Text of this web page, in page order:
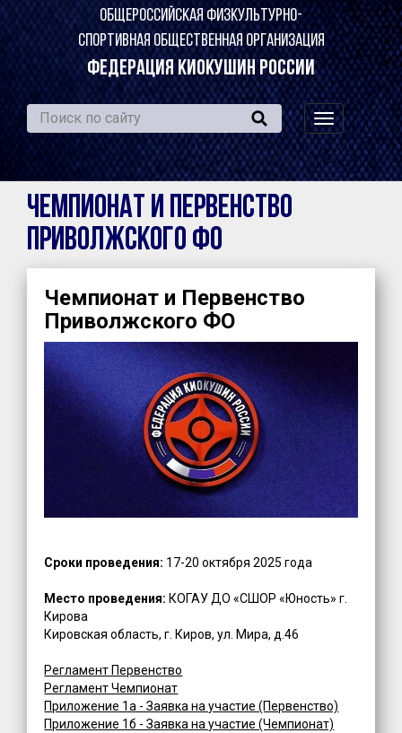
ОБЩЕРОССИЙСКАЯ ФИЗКУЛЬТУРНО-
СПОРТИВНАЯ ОБЩЕСТВЕННАЯ ОРГАНИЗАЦИЯ
ФЕДЕРАЦИЯ КИОКУШИН РОССИИ
навигация
по
сайту
Чемпионат и Первенство
Приволжского ФО
Чемпионат и Первенство
Приволжского ФО
Сроки проведения: 17-20 октября 2025 года
Место проведения: КОГАУ ДО «СШОР «Юность» г.
Кирова
Кировская область, г. Киров, ул. Мира, д.46
Регламент Первенство
Регламент Чемпионат
Приложение 1а - Заявка на участие (Первенство)
Приложение 1б - Заявка на участие (Чемпионат)